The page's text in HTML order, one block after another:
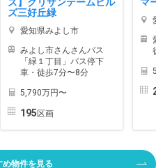
ズ三好丘緑
愛知県みよし市
みよし市さんさんバス
「緑１丁目」バス停下
車・徒歩7分〜8分
5,790万円〜
195区画
愛
愛
徒
2
め物件を見る